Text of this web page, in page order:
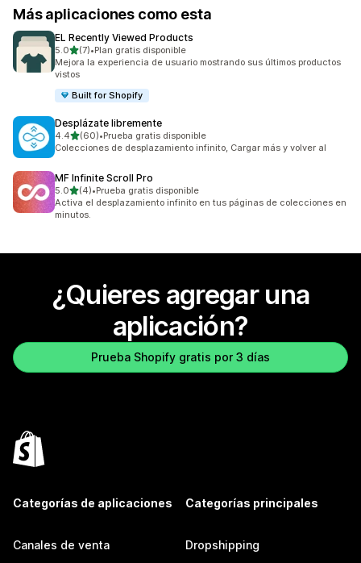
Más aplicaciones como esta
EL Recently Viewed Products
5.0de 5 estrellas
(7)
7 reseñas en total
•Plan gratis disponible
Mejora la experiencia de usuario mostrando sus últimos productos
vistos
Built for Shopify
Desplázate libremente
4.4de 5 estrellas
(60)
60 reseñas en total
•Prueba gratis disponible
Colecciones de desplazamiento infinito, Cargar más y volver al
MF Infinite Scroll Pro
5.0de 5 estrellas
(4)
4 reseñas en total
•Prueba gratis disponible
Activa el desplazamiento infinito en tus páginas de colecciones en
minutos.
¿Quieres agregar una
aplicación?
Prueba Shopify gratis por 3 días
Categorías de aplicaciones
Canales de venta
Categorías principales
Dropshipping